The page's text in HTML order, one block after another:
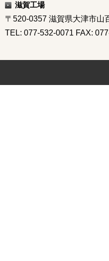
滋賀工場
〒520-0357 滋賀県大津市山
TEL: 077-532-0071 FAX: